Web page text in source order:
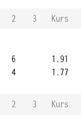
2 3
Kurs
6
4
1.91
1.77
2 3
Kurs